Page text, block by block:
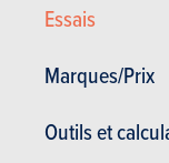
Essais
Marques/Prix
Outils et
là. Le reste concerne
potentiel de la